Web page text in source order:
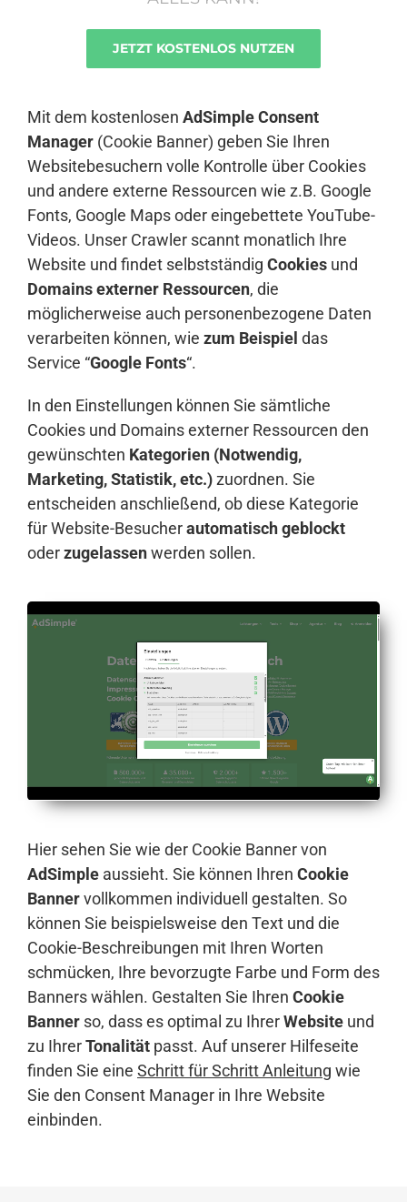
JETZT KOSTENLOS NUTZEN
Mit dem kostenlosen AdSimple Consent
Manager (Cookie Banner) geben Sie Ihren
Websitebesuchern volle Kontrolle über Cookies
und andere externe Ressourcen wie z.B. Google
Fonts, Google Maps oder eingebettete YouTube-
Videos. Unser Crawler scannt monatlich Ihre
Website und findet selbstständig Cookies und
Domains externer Ressourcen, die
möglicherweise auch personenbezogene Daten
verarbeiten können, wie zum Beispiel das
Service “Google Fonts“.
In den Einstellungen können Sie sämtliche
Cookies und Domains externer Ressourcen den
gewünschten Kategorien (Notwendig,
Marketing, Statistik, etc.)zuordnen. Sie
entscheiden anschließend, ob diese Kategorie
für Website-Besucherautomatisch geblockt
oderzugelassenwerden sollen.
Hier sehen Sie wie der Cookie Banner von
AdSimple aussieht. Sie können Ihren Cookie
Bannervollkommen individuell gestalten. So
können Sie beispielsweise den Text und die
Cookie-Beschreibungen mit Ihren Worten
schmücken, Ihre bevorzugte Farbe und Form des
Banners wählen. Gestalten Sie Ihren Cookie
Banner so, dass es optimal zu IhrerWebsite und
zu IhrerTonalität passt. Auf unserer Hilfeseite
finden Sie eine Schritt für Schritt Anleitung wie
Sie den Consent Manager in Ihre Website
einbinden.